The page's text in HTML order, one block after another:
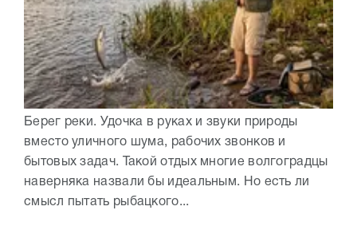
Берег реки. Удочка в руках и звуки природы
вместо уличного шума, рабочих звонков и
бытовых задач. Такой отдых многие волгоградцы
наверняка назвали бы идеальным. Но есть ли
смысл пытать рыбацкого...